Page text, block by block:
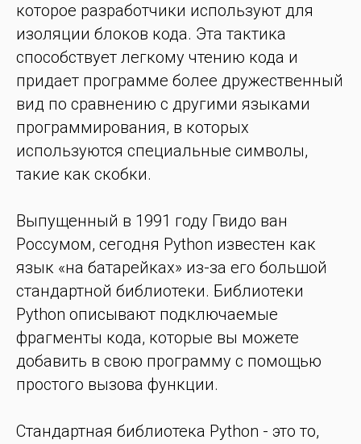
которое разработчики используют для
изоляции блоков кода. Эта тактика
способствует легкому чтению кода и
придает программе более дружественный
вид по сравнению с другими языками
программирования, в которых
используются специальные символы,
такие как скобки.
Выпущенный в 1991 году Гвидо ван
Россумом, сегодня Python известен как
язык «на батарейках» из-за его большой
стандартной библиотеки. Библиотеки
Python описывают подключаемые
фрагменты кода, которые вы можете
добавить в свою программу с помощью
простого вызова функции.
Стандартная библиотека Python - это то,